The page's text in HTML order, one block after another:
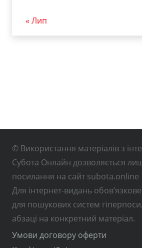
« Лип
© Використання матеріалів з
Субота Онлайн дозволяється
посилання на сайт subota.online
Для інтернет-видань
для пошукових систем
абзаці на конкретний матеріал.
Умови договору оферти